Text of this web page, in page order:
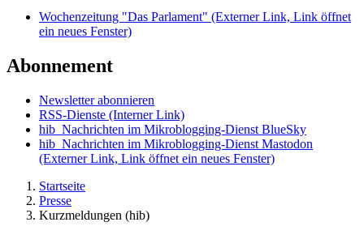
Wochenzeitung "Das Parlament" (Externer Link, Link öffnet
ein neues Fenster)
Abonnement
Newsletter abonnieren
RSS-Dienste (Interner Link)
hib_Nachrichten im Mikroblogging-Dienst BlueSky
hib_Nachrichten im Mikroblogging-Dienst Mastodon
(Externer Link, Link öffnet ein neues Fenster)
Startseite
Presse
Kurzmeldungen (hib)